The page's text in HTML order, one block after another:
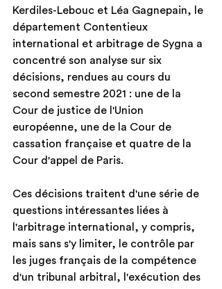
Kerdiles-Lebouc et Léa Gagnepain, le
département Contentieux
international et arbitrage de Sygna a
concentré son analyse sur six
décisions, rendues au cours du
second semestre 2021 : une de la
Cour de justice de l'Union
européenne, une de la Cour de
cassation française et quatre de la
Cour d'appel de Paris.
Ces décisions traitent d'une série de
questions intéressantes liées à
l'arbitrage international, y compris,
mais sans s'y limiter, le contrôle par
les juges français de la compétence
d'un tribunal arbitral, l'exécution des